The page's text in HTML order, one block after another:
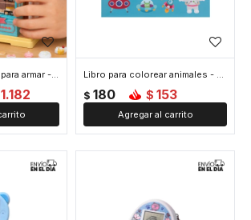
Casita en miniatura para armar - Celeste
1.182
Libro para colorear animales - Celeste
$ 180 $ 153